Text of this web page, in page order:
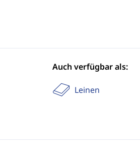
Auch verfügbar als:
Leinen